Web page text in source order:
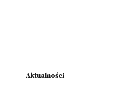
Aktualności